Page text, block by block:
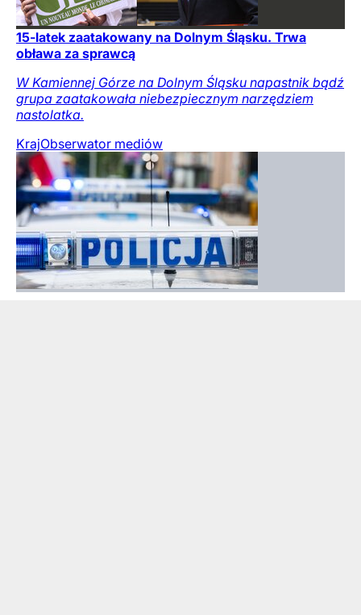
15-latek zaatakowany na Dolnym Śląsku. Trwa
obława za sprawcą
W Kamiennej Górze na Dolnym Śląsku napastnik bądź
grupa zaatakowała niebezpiecznym narzędziem
nastolatka.
KrajObserwator mediów